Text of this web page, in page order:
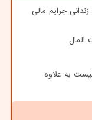
مشارکت ستاد اجرائی فرمان امام در آزادی ۱۵۲۳ زندانی جرایم مالی
به علاوه